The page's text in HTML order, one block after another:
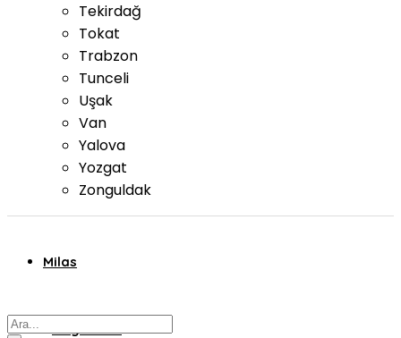
Tekirdağ
Tokat
Trabzon
Tunceli
Uşak
Van
Yalova
Yozgat
Zonguldak
Milas
Muğla’dan